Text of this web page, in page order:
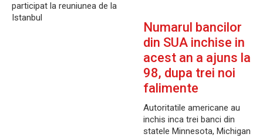
participat la reuniunea de la
Istanbul
Numarul bancilor
din SUA inchise in
acest an a ajuns la
98, dupa trei noi
falimente
Autoritatile americane au
inchis inca trei banci din
statele Minnesota, Michigan